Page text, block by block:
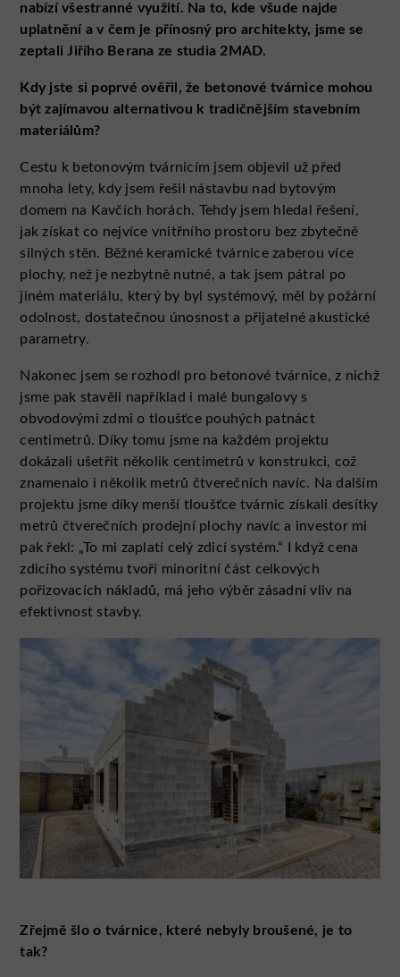
nabízí všestranné využití. Na to, kde všude najde
uplatnění a v čem je přínosný pro architekty, jsme se
zeptali Jiřího Berana ze studia 2MAD.
Kdy jste si poprvé ověřil, že betonové tvárnice mohou
být zajímavou alternativou k tradičnějším stavebním
materiálům?
Cestu k betonovým tvárnicím jsem objevil už před
mnoha lety, kdy jsem řešil nástavbu nad bytovým
domem na Kavčích horách. Tehdy jsem hledal řešení,
jak získat co nejvíce vnitřního prostoru bez zbytečně
silných stěn. Běžné keramické tvárnice zaberou více
plochy, než je nezbytně nutné, a tak jsem pátral po
jiném materiálu, který by byl systémový, měl by požární
odolnost, dostatečnou únosnost a přijatelné akustické
parametry.
Nakonec jsem se rozhodl pro betonové tvárnice, z nichž
jsme pak stavěli například i malé bungalovy s
obvodovými zdmi o tloušťce pouhých patnáct
centimetrů. Díky tomu jsme na každém projektu
dokázali ušetřit několik centimetrů v konstrukci, což
znamenalo i několik metrů čtverečních navíc. Na dalším
projektu jsme díky menší tloušťce tvárnic získali desítky
metrů čtverečních prodejní plochy navíc a investor mi
pak řekl: „To mi zaplatí celý zdicí systém.“ I když cena
zdicího systému tvoří minoritní část celkových
pořizovacích nákladů, má jeho výběr zásadní vliv na
efektivnost stavby.
Zřejmě šlo o tvárnice, které nebyly broušené, je to
tak?